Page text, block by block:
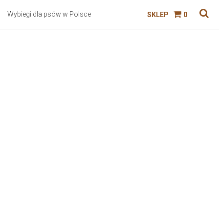
Wybiegi dla psów w Polsce SKLEP 0